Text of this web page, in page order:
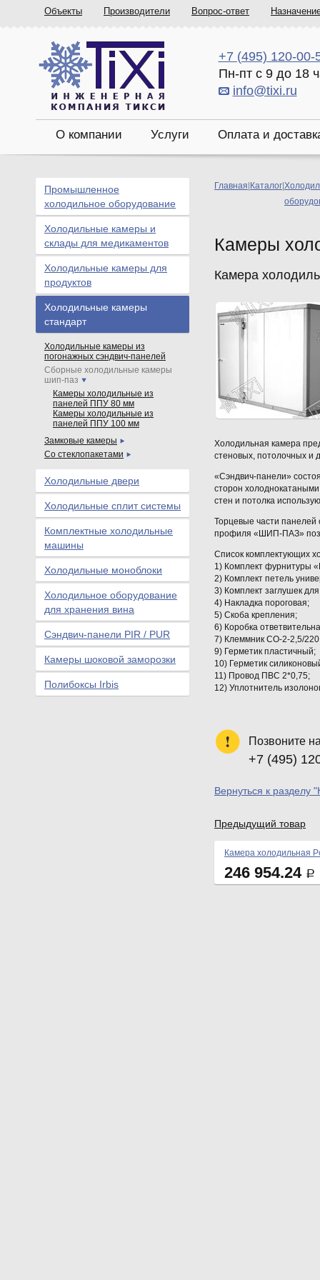
Объекты Производители Вопрос-ответ
+7 (495) 120-00-
Пн-пт с 9 до 18
info@tixi.ru
О компании Услуги Оплата и
Главная Каталог
Камеры
Камера
Холодильная камера
стеновых, потолочных и
«Сэндвич-панели»
сторон
стен и потолка
Торцевые части
профиля «ШИП-ПАЗ»
Список комплектующих
1) Комплект фурнитуры
2) Комплект петель
3) Комплект заглушек
4) Накладка пороговая;
5) Скоба крепления;
6) Коробка
7) Клеммник СО-2-2,5/
9) Герметик пластичный;
10) Герметик
11) Провод ПВС 2*0,75;
12) Уплотнитель
Позвоните
+7 (495)
Вернуться к
Предыдущий товар
Камера холодильная
246 954.24 Р
Промышленное
холодильное оборудование
Холодильные камеры и
склады для медикаментов
Холодильные камеры для
продуктов
Холодильные камеры
стандарт
Холодильные камеры из
погонажных сэндвич-панелей
Сборные холодильные камеры
шип-паз
Камеры холодильные из
панелей ППУ 80 мм
Камеры холодильные из
панелей ППУ 100 мм
Замковые камеры
Со стеклопакетами
Холодильные двери
Холодильные сплит системы
Комплектные холодильные
машины
Холодильные моноблоки
Холодильное оборудование
для хранения вина
Сэндвич-панели PIR / PUR
Камеры шоковой заморозки
Полибоксы Irbis